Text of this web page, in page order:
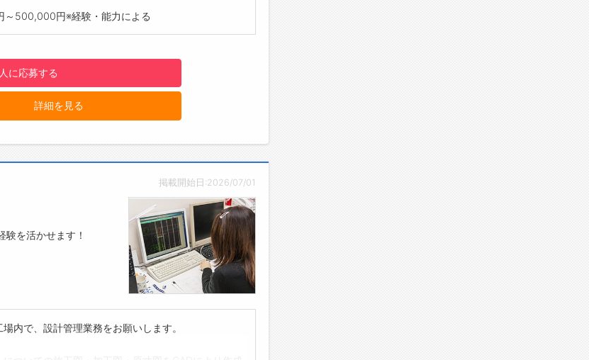
に対して、商品特性や、施工方法など様々な提案を
の達成感ややりがいは非常に感じられる仕事だと思
、国内最高位のSグレード認定工場を保有し、巨大
ルまで建物の種類を限定することなく鉄骨の製作が可
。
～500,000円※経験・能力による
に応募する
詳細を見る
掲載開始日:2026/07/01
を活かせます！
内で、設計管理業務をお願いします。